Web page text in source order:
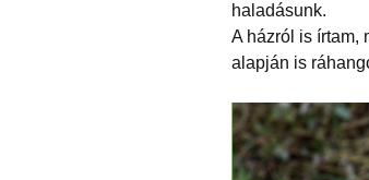
haladásunk.
A házról is írtam,
alapján is